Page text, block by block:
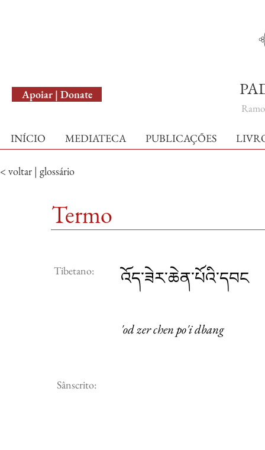
Apoiar | Donate
INÍCIO MEDIATECA PUBLICAÇÕES
< voltar | glossário
Termo
Tibetano: འོད་ཟེར་ཆེན་པོའི་དབང
'od zer chen po'i dbang
Sânscrito: